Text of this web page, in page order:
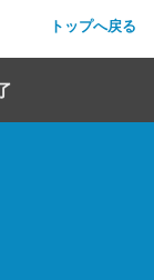
トップへ戻る